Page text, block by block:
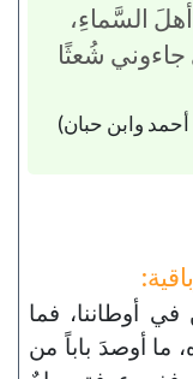
السَّماءِ،
جاءوني شُعثًا
وابن حبان)
في أوطاننا، فما
ما أوصدَ باباً من